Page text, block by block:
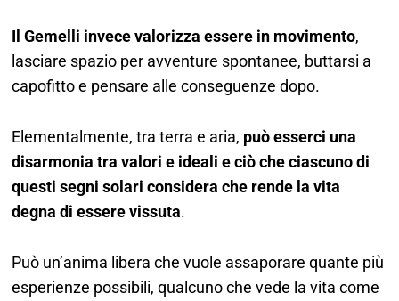
Il Gemelli invece valorizza essere in movimento,
lasciare spazio per avventure spontanee, buttarsi a
capofitto e pensare alle conseguenze dopo.
Elementalmente, tra terra e aria, può esserci una
disarmonia tra valori e ideali e ciò che ciascuno di
questi segni solari considera che rende la vita
degna di essere vissuta.
Può un’anima libera che vuole assaporare quante più
esperienze possibili, qualcuno che vede la vita come